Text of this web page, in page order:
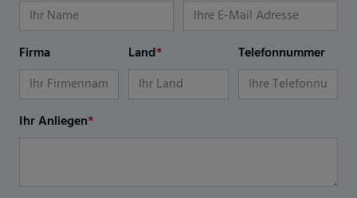
Firma Land* Telefonnummer
Ihr Anliegen*